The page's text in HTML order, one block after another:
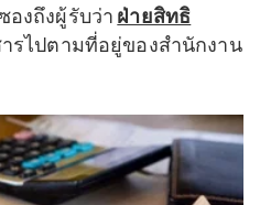
งถึงผู้รับว่า ฝ่ายสิทธิ
รไปตามที่อยู่ของสำนักงาน